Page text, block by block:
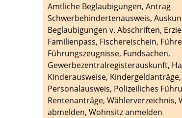
Amtliche Beglaubigungen, Antrag
Schwerbehindertenausweis,
Beglaubigungen v. Abschriften,
Familienpass, Fischereischein,
Führungszeugnisse, Fundsachen,
Gewerbezentralregisterauskunft,
Kinderausweise, Kindergeldanträge,
Personalausweis, Polizeiliches
Rentenanträge, Wählerverzeichnis,
abmelden, Wohnsitz anmelden